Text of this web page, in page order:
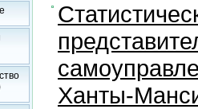
Ханты-